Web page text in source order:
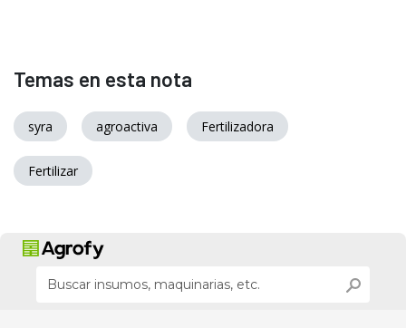
Temas en esta nota
syra agroactiva Fertilizadora
Fertilizar